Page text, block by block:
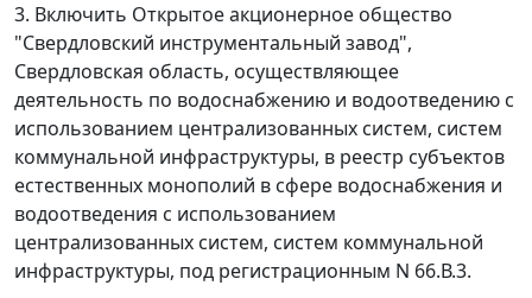
3. Включить Открытое акционерное общество
"Свердловский инструментальный завод",
Свердловская область, осуществляющее
деятельность по водоснабжению и водоотведению с
использованием централизованных систем, систем
коммунальной инфраструктуры, в реестр субъектов
естественных монополий в сфере водоснабжения и
водоотведения с использованием
централизованных систем, систем коммунальной
инфраструктуры, под регистрационным N 66.В.3.